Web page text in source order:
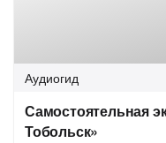
Аудиогид
Самостоятельная
Тобольск»